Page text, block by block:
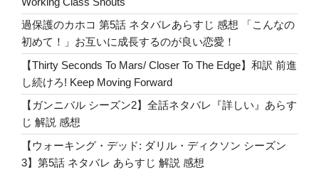
想
立
ち
直
た
い
人、
必
見！
k
過保護のカホコ 第5話 ネタバレあらすじ 感想 「こんなの
初めて！」お互いに成長するのが良い恋愛！
【Thirty Seconds To Mars/ Closer To The Edge】和訳 前進
し続けろ! Keep Moving Forward
【ガンニバル シーズン2】全話ネタバレ『詳しい』あらす
じ 解説 感想
【ウォーキング・デッド: ダリル・ディクソン シーズン
3】第5話 ネタバレ あらすじ 解説 感想